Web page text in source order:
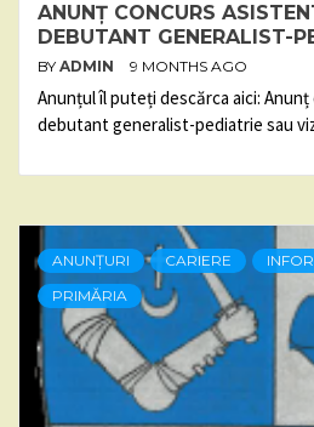
ANUNȚ CONCURS
DEBUTANT GENERALIST-
BY ADMIN 9 MONTHS AGO
Anunțul îl puteți descărca aici:
debutant generalist-pediatrie sau
ANUNȚURI CARIERE
PRIMĂRIA